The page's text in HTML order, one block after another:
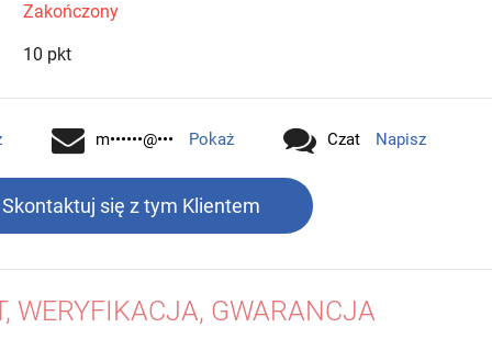
Zakończony
10 pkt
m••••••@••• Pokaż Czat Napisz
Skontaktuj się z tym Klientem
WERYFIKACJA, GWARANCJA